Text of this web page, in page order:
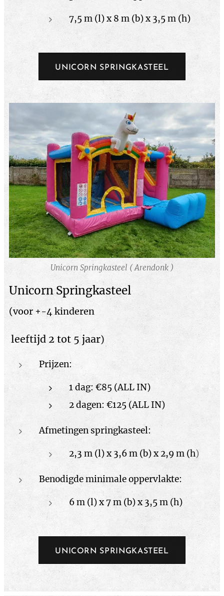
7,5 m (l) x 8 m (b) x 3,5 m (h)
UNICORN SPRINGKASTEEL
Unicorn Springkasteel ( Arendonk )
Unicorn Springkasteel
(voor +-4 kinderen
leeftijd 2 tot 5 jaar)
Prijzen:
1 dag: €85 (ALL IN)
2 dagen: €125 (ALL IN)
Afmetingen springkasteel:
2,3 m (l) x 3,6 m (b) x 2,9 m (h)
Benodigde minimale oppervlakte:
6 m (l) x 7 m (b) x 3,5 m (h)
UNICORN SPRINGKASTEEL